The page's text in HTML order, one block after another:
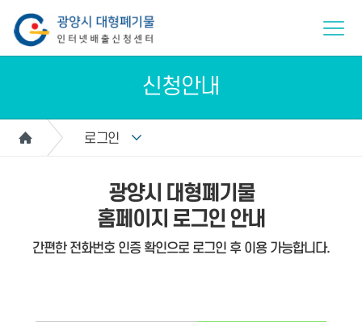
신청안내
로그인
광양시 대형폐기물
홈페이지 로그인 안내
간편한 전화번호 인증 확인으로 로그인 후 이용 가능합니다.